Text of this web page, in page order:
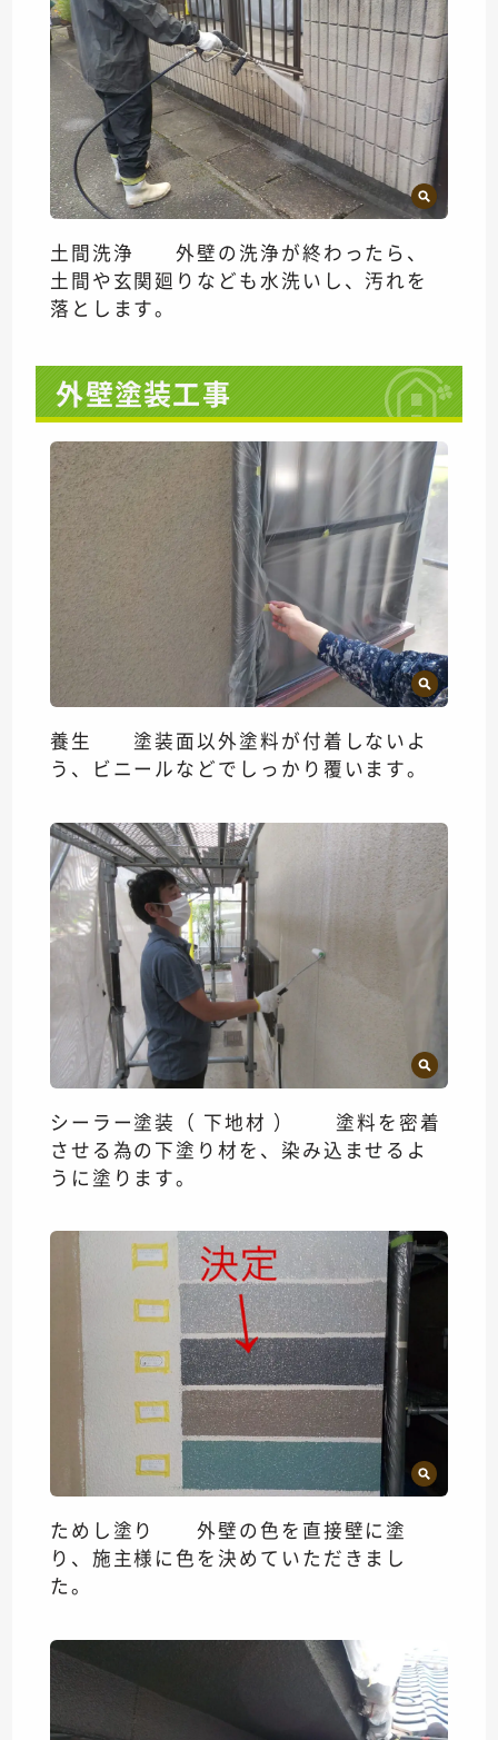
土間洗浄 外壁の洗浄が終わったら、
土間や玄関廻りなども水洗いし、汚れを
落とします。
外壁塗装工事
養生 塗装面以外塗料が付着しないよ
う、ビニールなどでしっかり覆います。
シーラー塗装（ 下地材 ） 塗料を密着
させる為の下塗り材を、染み込ませるよ
うに塗ります。
ためし塗り 外壁の色を直接壁に塗
り、施主様に色を決めていただきまし
た。